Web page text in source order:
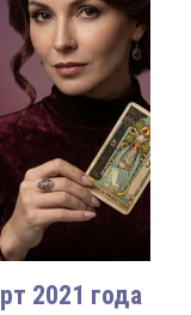
2021 года